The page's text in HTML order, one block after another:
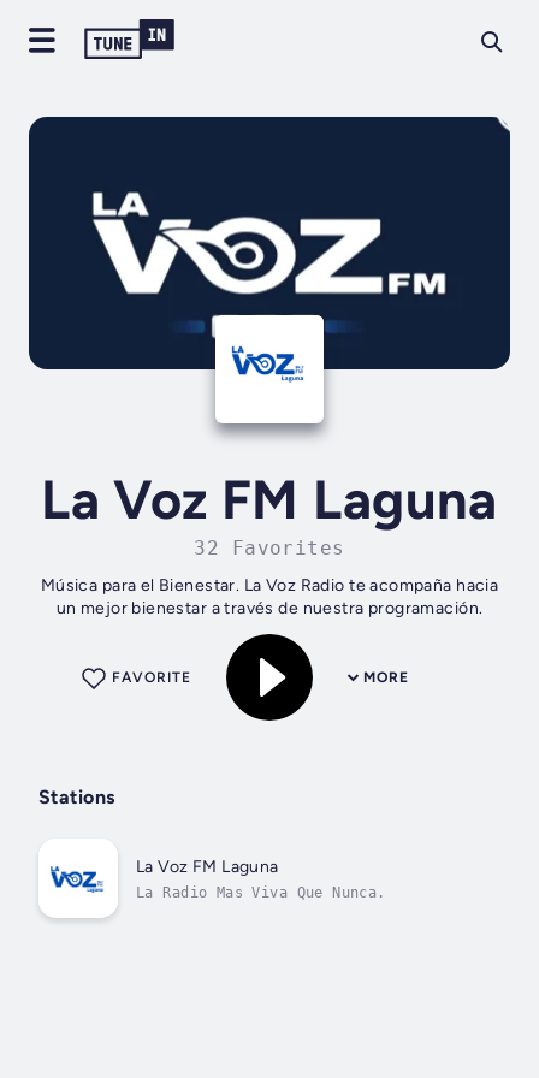
La Voz FM Laguna
32 Favorites
Música para el Bienestar. La Voz Radio te acompaña hacia
un mejor bienestar a través de nuestra programación.
MORE
FAVORITE
Stations
La Voz FM Laguna
La Radio Mas Viva Que Nunca.